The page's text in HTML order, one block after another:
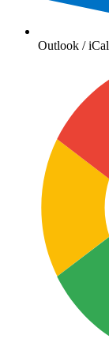
Outlook / iCal